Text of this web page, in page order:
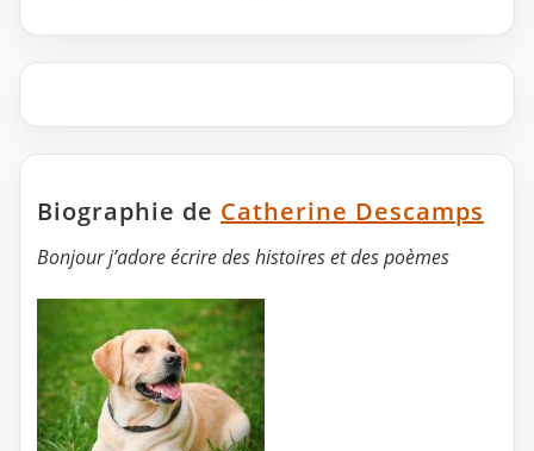
Biographie de Catherine Descamps
Bonjour j’adore écrire des histoires et des poèmes